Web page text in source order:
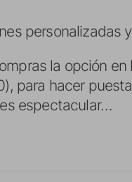
personalizadas
la opción en
para hacer
espectacular…